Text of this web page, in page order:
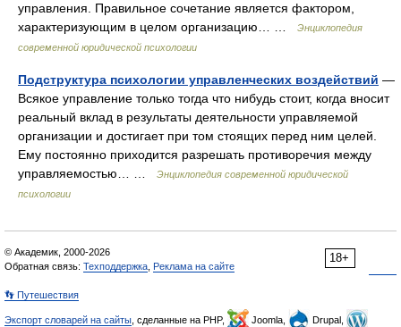
управления. Правильное сочетание является фактором,
характеризующим в целом организацию… …
Энциклопедия
современной юридической психологии
Подструктура психологии управленческих воздействий —
Всякое управление только тогда что нибудь стоит, когда вносит
реальный вклад в результаты деятельности управляемой
организации и достигает при том стоящих перед ним целей.
Ему постоянно приходится разрешать противоречия между
управляемостью… …
Энциклопедия современной юридической
психологии
18+
© Академик, 2000-2026
Обратная связь: Техподдержка Реклама на сайте
👣 Путешествия
Экспорт словарей на сайты , сделанные на PHP, Joomla, Drupal,